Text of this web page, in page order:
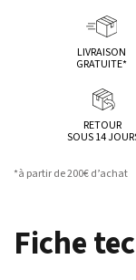
LIVRAISON
GRATUITE*
RETOUR
SOUS 14
*à partir de 200€ d’achat
Fiche